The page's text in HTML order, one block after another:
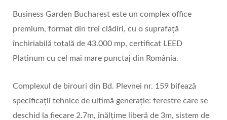
Business Garden Bucharest este un complex office
premium, format din trei clădiri, cu o suprafață
închiriabilă totală de 43.000 mp, certificat LEED
Platinum cu cel mai mare punctaj din România.
Complexul de birouri din Bd. Plevnei nr. 159 bifează
specificații tehnice de ultimă generație: ferestre care se
deschid la fiecare 2.7m, înălțime liberă de 3m, sistem de